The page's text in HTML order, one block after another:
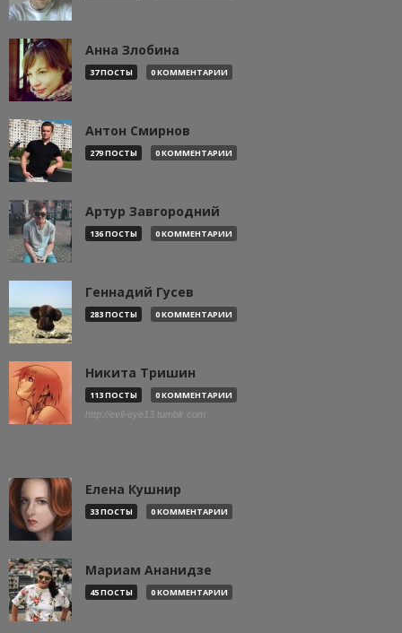
Анна Злобина
37 ПОСТЫ 0 КОММЕНТАРИИ
Антон Смирнов
279 ПОСТЫ 0 КОММЕНТАРИИ
Артур Завгородний
136 ПОСТЫ 0 КОММЕНТАРИИ
Геннадий Гусев
283 ПОСТЫ 0 КОММЕНТАРИИ
Никита Тришин
113 ПОСТЫ 0 КОММЕНТАРИИ
http://evil-eye13.tumblr.com
Елена Кушнир
33 ПОСТЫ 0 КОММЕНТАРИИ
Мариам Ананидзе
45 ПОСТЫ 0 КОММЕНТАРИИ